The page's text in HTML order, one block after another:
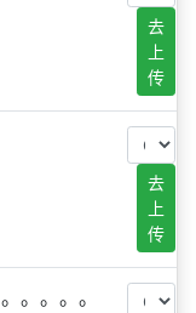
去
上
传
去
上
传
。。。。。